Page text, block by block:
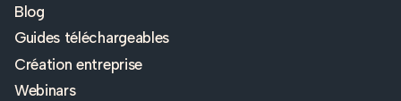
Blog
Guides téléchargeables
Création entreprise
Webinars